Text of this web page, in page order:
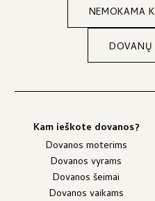
NEMOKAMA
DOVANŲ
Kam ieškote dovanos?
Dovanos moterims
Dovanos vyrams
Dovanos šeimai
Dovanos vaikams